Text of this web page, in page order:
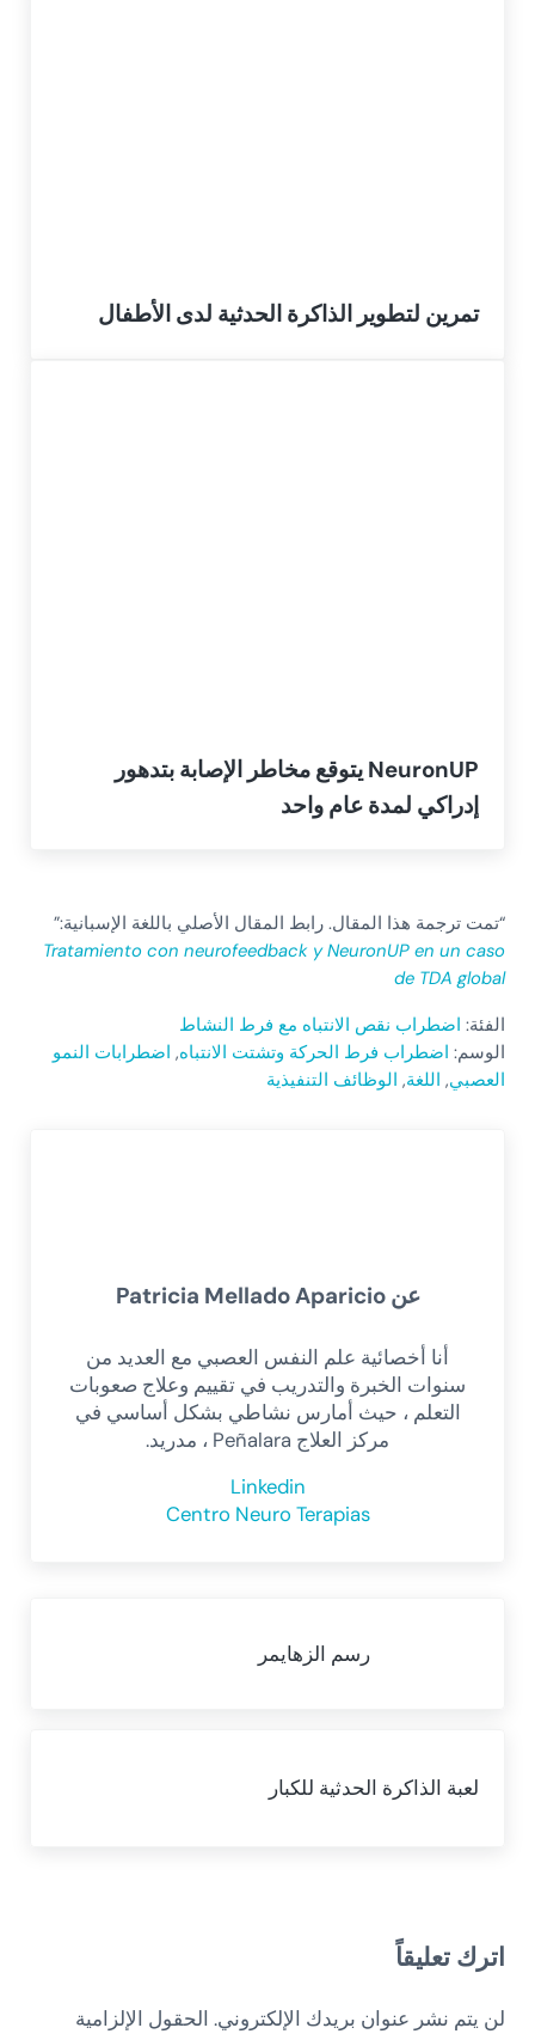
تمرين لتطوير الذاكرة الحدثية لدى الأطفال
NeuronUP يتوقع مخاطر الإصابة بتدهور
إدراكي لمدة عام واحد
“تمت ترجمة هذا المقال. رابط المقال الأصلي باللغة الإسبانية:”
Tratamiento con neurofeedback y NeuronUP en un caso
de TDA global
الفئة: اضطراب نقص الانتباه مع فرط النشاط
الوسم: اضطراب فرط الحركة وتشتت الانتباه, اضطرابات النمو
العصبي, اللغة, الوظائف التنفيذية
عنPatricia Mellado Aparicio
أنا أخصائية علم النفس العصبي مع العديد من
سنوات الخبرة والتدريب في تقييم وعلاج صعوبات
التعلم ، حيث أمارس نشاطي بشكل أساسي في
مركز العلاج Peñalara ، مدريد.
Linkedin
Centro Neuro Terapias
رسم الزهايمر
لعبة الذاكرة الحدثية للكبار
اترك تعليقاً
لن يتم نشر عنوان بريدك الإلكتروني. الحقول الإلزامية